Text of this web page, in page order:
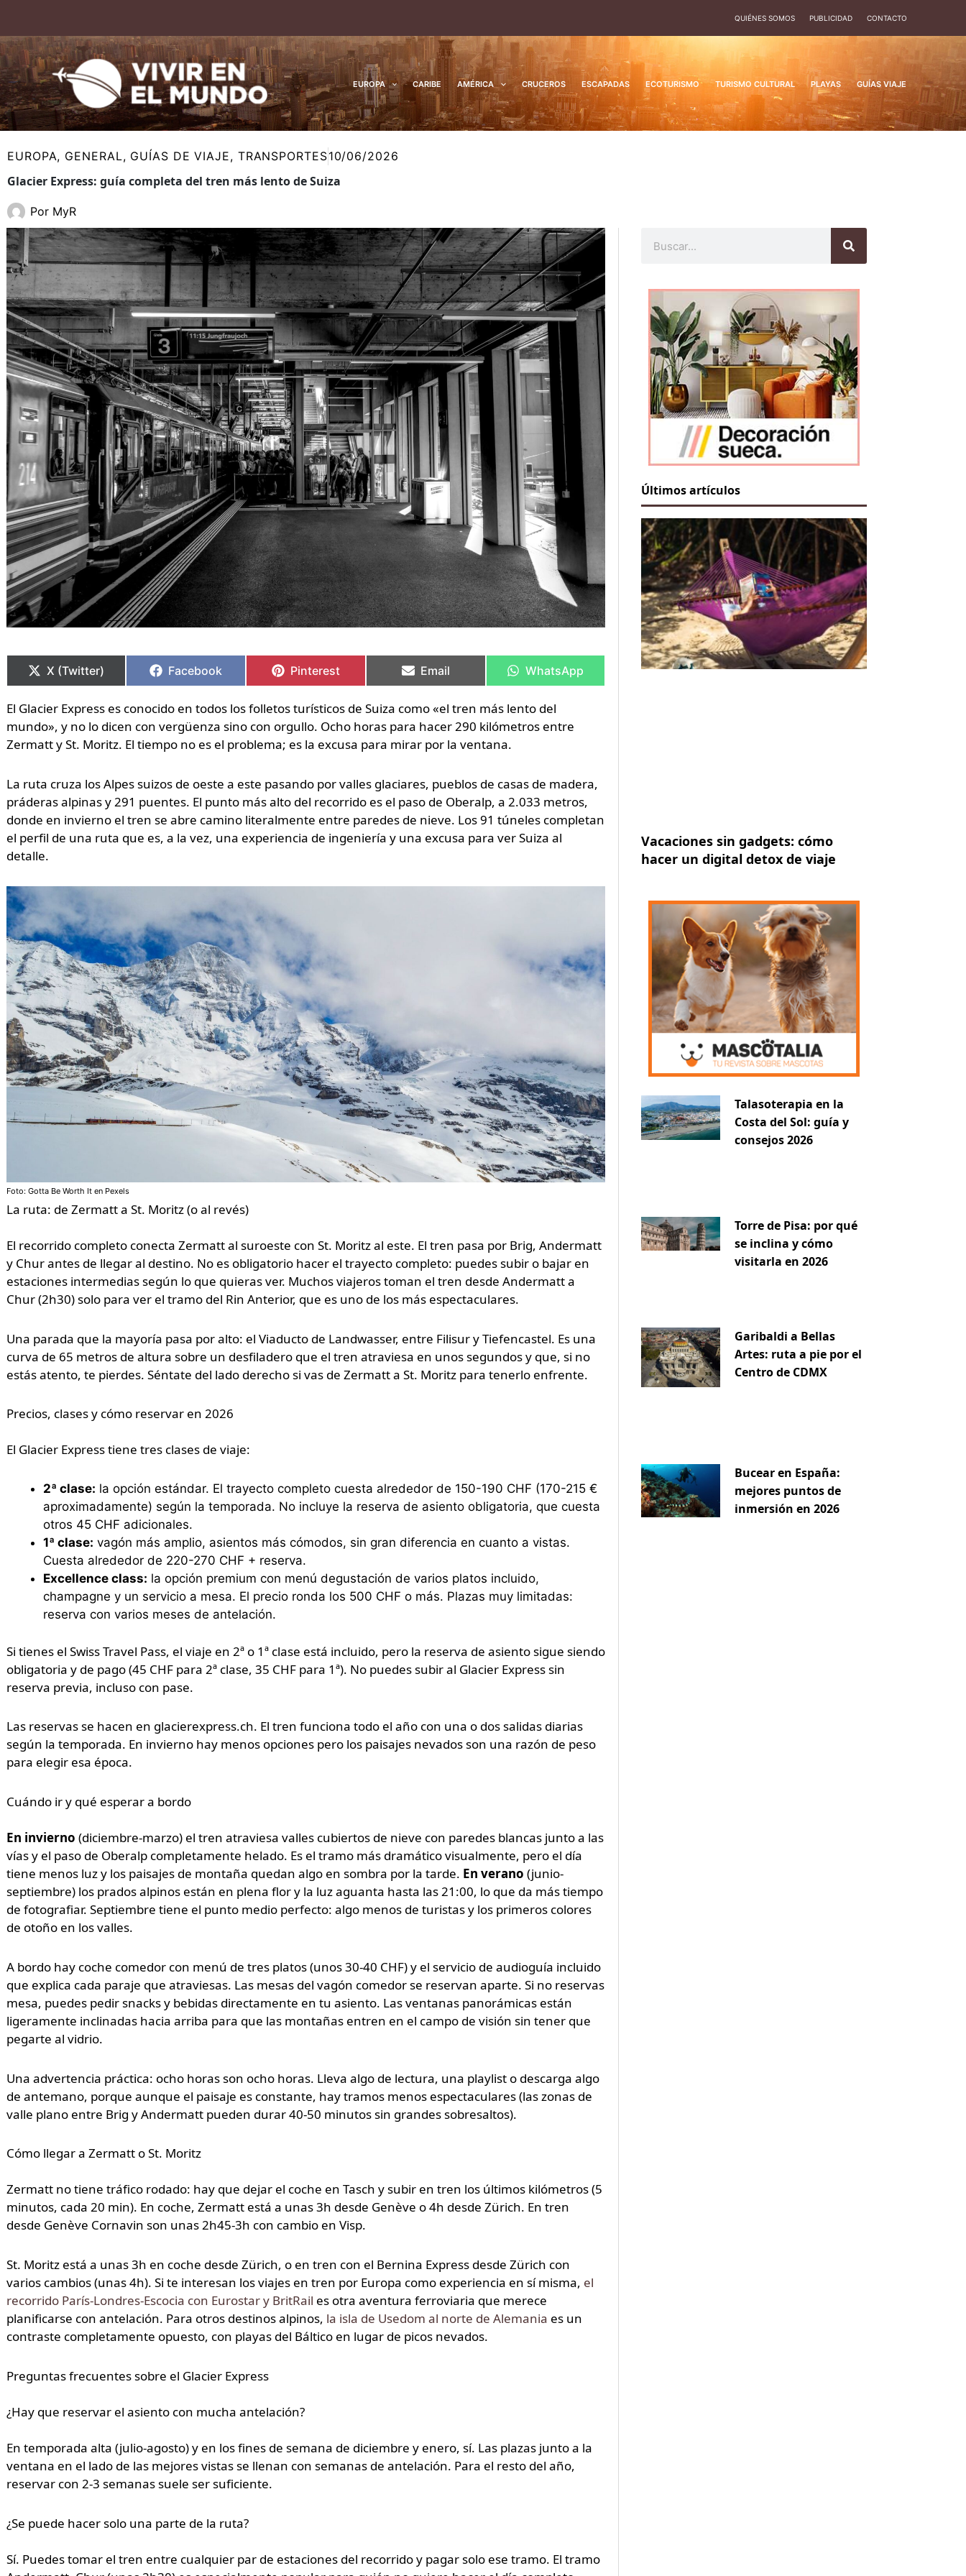
contenido
QUIÉNES SOMOS PUBLICIDAD CONTACTO
EUROPA CARIBE AMÉRICA CRUCEROS ESCAPADAS ECOTURISMO TURISMO CULTURAL PLAYAS GUÍAS VIAJE
EUROPA, GENERAL, GUÍAS DE VIAJE, TRANSPORTES10/06/2026
Glacier Express: guía completa del tren más lento de Suiza
Por MyR
en
X (Twitter)
en
Facebook
en
Pinterest
en
Email
en
WhatsApp
El Glacier Express es conocido en todos los folletos turísticos de Suiza como «el tren más lento del
mundo», y no lo dicen con vergüenza sino con orgullo. Ocho horas para hacer 290 kilómetros entre
Zermatt y St. Moritz. El tiempo no es el problema; es la excusa para mirar por la ventana.
La ruta cruza los Alpes suizos de oeste a este pasando por valles glaciares, pueblos de casas de madera,
práderas alpinas y 291 puentes. El punto más alto del recorrido es el paso de Oberalp, a 2.033 metros,
donde en invierno el tren se abre camino literalmente entre paredes de nieve. Los 91 túneles completan
el perfil de una ruta que es, a la vez, una experiencia de ingeniería y una excusa para ver Suiza al
detalle.
Foto: Gotta Be Worth It en Pexels
La ruta: de Zermatt a St. Moritz (o al revés)
El recorrido completo conecta Zermatt al suroeste con St. Moritz al este. El tren pasa por Brig, Andermatt
y Chur antes de llegar al destino. No es obligatorio hacer el trayecto completo: puedes subir o bajar en
estaciones intermedias según lo que quieras ver. Muchos viajeros toman el tren desde Andermatt a
Chur (2h30) solo para ver el tramo del Rin Anterior, que es uno de los más espectaculares.
Una parada que la mayoría pasa por alto: el Viaducto de Landwasser, entre Filisur y Tiefencastel. Es una
curva de 65 metros de altura sobre un desfiladero que el tren atraviesa en unos segundos y que, si no
estás atento, te pierdes. Séntate del lado derecho si vas de Zermatt a St. Moritz para tenerlo enfrente.
Precios, clases y cómo reservar en 2026
El Glacier Express tiene tres clases de viaje:
2ª clase: la opción estándar. El trayecto completo cuesta alrededor de 150-190 CHF (170-215 €
aproximadamente) según la temporada. No incluye la reserva de asiento obligatoria, que cuesta
otros 45 CHF adicionales.
1ª clase: vagón más amplio, asientos más cómodos, sin gran diferencia en cuanto a vistas.
Cuesta alrededor de 220-270 CHF + reserva.
Excellence class: la opción premium con menú degustación de varios platos incluido,
champagne y un servicio a mesa. El precio ronda los 500 CHF o más. Plazas muy limitadas:
reserva con varios meses de antelación.
Si tienes el Swiss Travel Pass, el viaje en 2ª o 1ª clase está incluido, pero la reserva de asiento sigue siendo
obligatoria y de pago (45 CHF para 2ª clase, 35 CHF para 1ª). No puedes subir al Glacier Express sin
reserva previa, incluso con pase.
Las reservas se hacen en glacierexpress.ch. El tren funciona todo el año con una o dos salidas diarias
según la temporada. En invierno hay menos opciones pero los paisajes nevados son una razón de peso
para elegir esa época.
Cuándo ir y qué esperar a bordo
En invierno (diciembre-marzo) el tren atraviesa valles cubiertos de nieve con paredes blancas junto a las
vías y el paso de Oberalp completamente helado. Es el tramo más dramático visualmente, pero el día
tiene menos luz y los paisajes de montaña quedan algo en sombra por la tarde. En verano (junio-
septiembre) los prados alpinos están en plena flor y la luz aguanta hasta las 21:00, lo que da más tiempo
de fotografiar. Septiembre tiene el punto medio perfecto: algo menos de turistas y los primeros colores
de otoño en los valles.
A bordo hay coche comedor con menú de tres platos (unos 30-40 CHF) y el servicio de audioguía incluido
que explica cada paraje que atraviesas. Las mesas del vagón comedor se reservan aparte. Si no reservas
mesa, puedes pedir snacks y bebidas directamente en tu asiento. Las ventanas panorámicas están
ligeramente inclinadas hacia arriba para que las montañas entren en el campo de visión sin tener que
pegarte al vidrio.
Una advertencia práctica: ocho horas son ocho horas. Lleva algo de lectura, una playlist o descarga algo
de antemano, porque aunque el paisaje es constante, hay tramos menos espectaculares (las zonas de
valle plano entre Brig y Andermatt pueden durar 40-50 minutos sin grandes sobresaltos).
Cómo llegar a Zermatt o St. Moritz
Zermatt no tiene tráfico rodado: hay que dejar el coche en Tasch y subir en tren los últimos kilómetros (5
minutos, cada 20 min). En coche, Zermatt está a unas 3h desde Genève o 4h desde Zürich. En tren
desde Genève Cornavin son unas 2h45-3h con cambio en Visp.
St. Moritz está a unas 3h en coche desde Zürich, o en tren con el Bernina Express desde Zürich con
varios cambios (unas 4h). Si te interesan los viajes en tren por Europa como experiencia en sí misma, el
recorrido París-Londres-Escocia con Eurostar y BritRail es otra aventura ferroviaria que merece
planificarse con antelación. Para otros destinos alpinos, la isla de Usedom al norte de Alemania es un
contraste completamente opuesto, con playas del Báltico en lugar de picos nevados.
Preguntas frecuentes sobre el Glacier Express
¿Hay que reservar el asiento con mucha antelación?
En temporada alta (julio-agosto) y en los fines de semana de diciembre y enero, sí. Las plazas junto a la
ventana en el lado de las mejores vistas se llenan con semanas de antelación. Para el resto del año,
reservar con 2-3 semanas suele ser suficiente.
¿Se puede hacer solo una parte de la ruta?
Sí. Puedes tomar el tren entre cualquier par de estaciones del recorrido y pagar solo ese tramo. El tramo
en
en
en
en
en
Últimos artículos
Vacaciones sin gadgets: cómo
hacer un digital detox de viaje
Talasoterapia en la
Costa del Sol: guía y
consejos 2026
Torre de Pisa: por qué
se inclina y cómo
visitarla en 2026
Garibaldi a Bellas
Artes: ruta a pie por el
Centro de CDMX
Bucear en España:
mejores puntos de
inmersión en 2026